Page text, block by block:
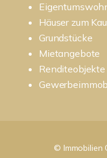
Häuser zum
Grundstücke
Mietangebote
Renditeobjekte
© Immobilien